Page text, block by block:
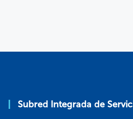
Subred Integrada de